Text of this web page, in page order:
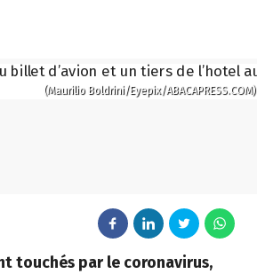
(Maurilio Boldrini/Eyepix/ABACAPRESS.COM)
touchés par le coronavirus,